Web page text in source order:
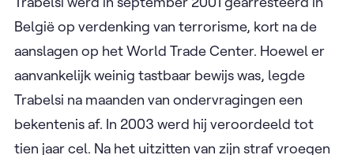
Trabelsi
Trabelsi is een driedelige documentaire van VRT
NWS-journalist Dirk Leestmans en VRT-studio's. De
voormalige Tunesische profvoetballer Nizar